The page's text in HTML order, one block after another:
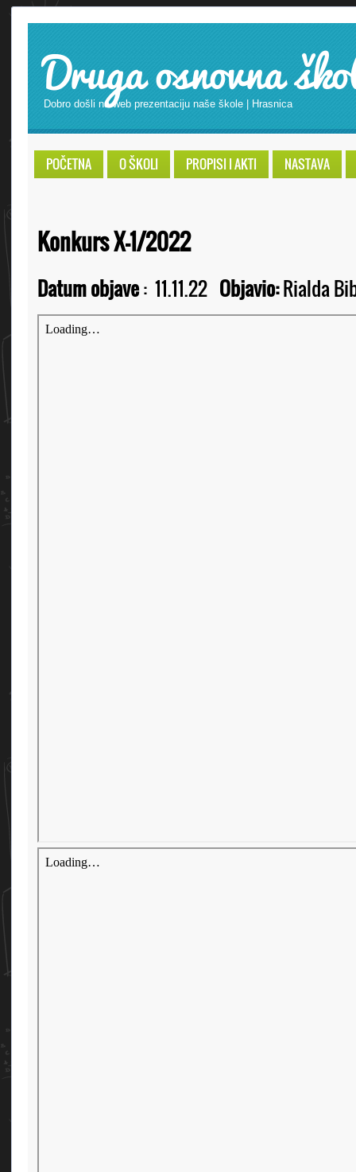
Druga osnovna
Dobro došli na web prezentaciju naše škole | Hrasnica
POČETNA O ŠKOLI PROPISI I AKTI NASTAVA
Konkurs X-1/2022
Datum objave: 11.11.22 Objavio:Rialda